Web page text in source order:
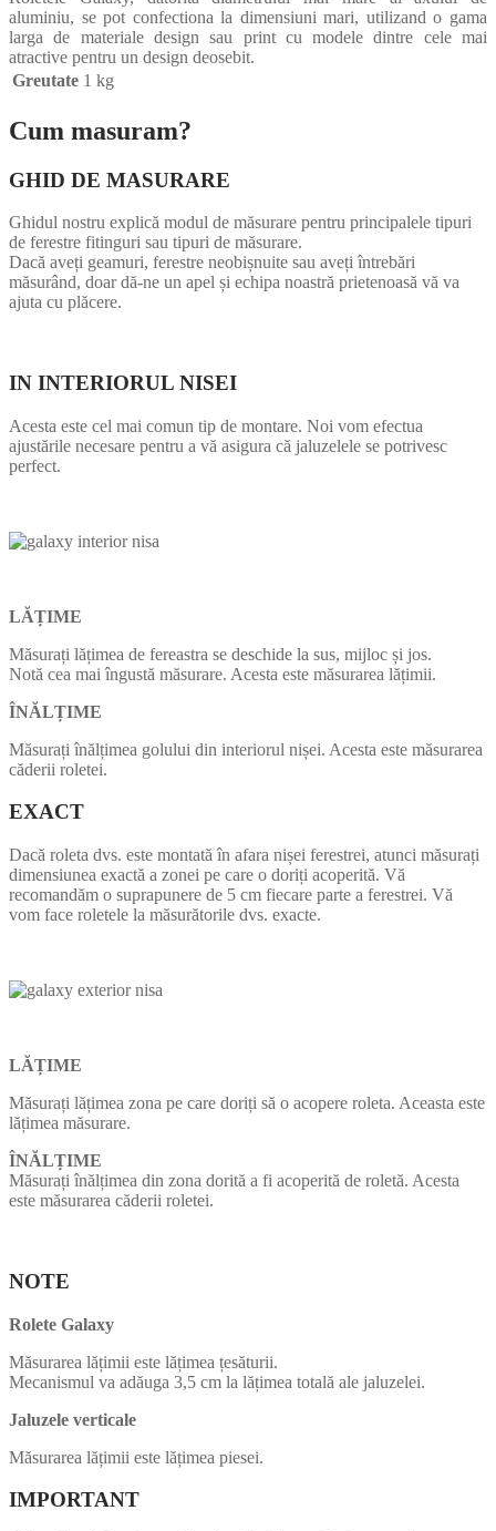
aluminiu, se pot confectiona la dimensiuni mari, utilizand o gama
larga de materiale design sau print cu modele dintre cele mai
atractive pentru un design deosebit.
Greutate 1 kg
Cum masuram?
GHID DE MASURARE
Ghidul nostru explică modul de măsurare pentru principalele tipuri
de ferestre fitinguri sau tipuri de măsurare.
Dacă aveți geamuri, ferestre neobișnuite sau aveți întrebări
măsurând, doar dă-ne un apel și echipa noastră prietenoasă vă va
ajuta cu plăcere.
IN INTERIORUL NISEI
Acesta este cel mai comun tip de montare. Noi vom efectua
ajustările necesare pentru a vă asigura că jaluzelele se potrivesc
perfect.
LĂȚIME
Măsurați lățimea de fereastra se deschide la sus, mijloc și jos.
Notă cea mai îngustă măsurare. Acesta este măsurarea lățimii.
ÎNĂLȚIME
Măsurați înălțimea golului din interiorul nișei. Acesta este măsurarea
căderii roletei.
EXACT
Dacă roleta dvs. este montată în afara nișei ferestrei, atunci măsurați
dimensiunea exactă a zonei pe care o doriți acoperită. Vă
recomandăm o suprapunere de 5 cm fiecare parte a ferestrei. Vă
vom face roletele la măsurătorile dvs. exacte.
LĂȚIME
Măsurați lățimea zona pe care doriți să o acopere roleta. Aceasta este
lățimea măsurare.
ÎNĂLȚIME
Măsurați înălțimea din zona dorită a fi acoperită de roletă. Acesta
este măsurarea căderii roletei.
NOTE
Rolete Galaxy
Măsurarea lățimii este lățimea țesăturii.
Mecanismul va adăuga 3,5 cm la lățimea totală ale jaluzelei.
Jaluzele verticale
Măsurarea lățimii este lățimea piesei.
IMPORTANT